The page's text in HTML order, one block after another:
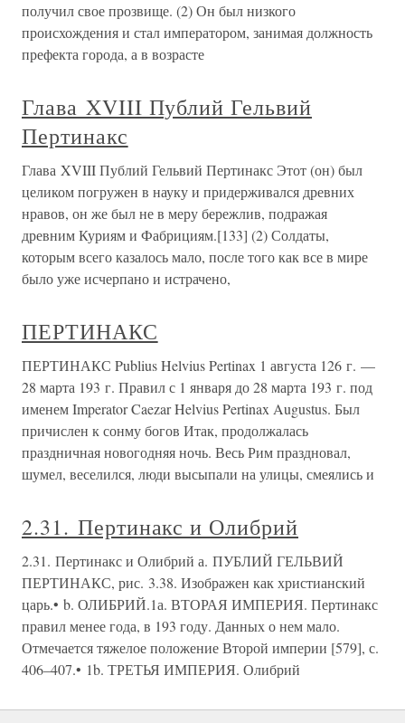
получил свое прозвище. (2) Он был низкого
происхождения и стал императором, занимая должность
префекта города, а в возрасте
Глава XVIII Публий Гельвий
Пертинакс
Глава XVIII Публий Гельвий Пертинакс Этот (он) был
целиком погружен в науку и придерживался древних
нравов, он же был не в меру бережлив, подражая
древним Куриям и Фабрициям.[133] (2) Солдаты,
которым всего казалось мало, после того как все в мире
было уже исчерпано и истрачено,
ПЕРТИНАКС
ПЕРТИНАКС Publius Helvius Pertinax 1 августа 126 г. —
28 марта 193 г. Правил с 1 января до 28 марта 193 г. под
именем Imperator Caezar Helvius Pertinax Augustus. Был
причислен к сонму богов Итак, продолжалась
праздничная новогодняя ночь. Весь Рим праздновал,
шумел, веселился, люди высыпали на улицы, смеялись и
2.31. Пертинакс и Олибрий
2.31. Пертинакс и Олибрий а. ПУБЛИЙ ГЕЛЬВИЙ
ПЕРТИНАКС, рис. 3.38. Изображен как христианский
царь.• b. ОЛИБРИЙ.1а. ВТОРАЯ ИМПЕРИЯ. Пертинакс
правил менее года, в 193 году. Данных о нем мало.
Отмечается тяжелое положение Второй империи [579], с.
406–407.• 1b. ТРЕТЬЯ ИМПЕРИЯ. Олибрий